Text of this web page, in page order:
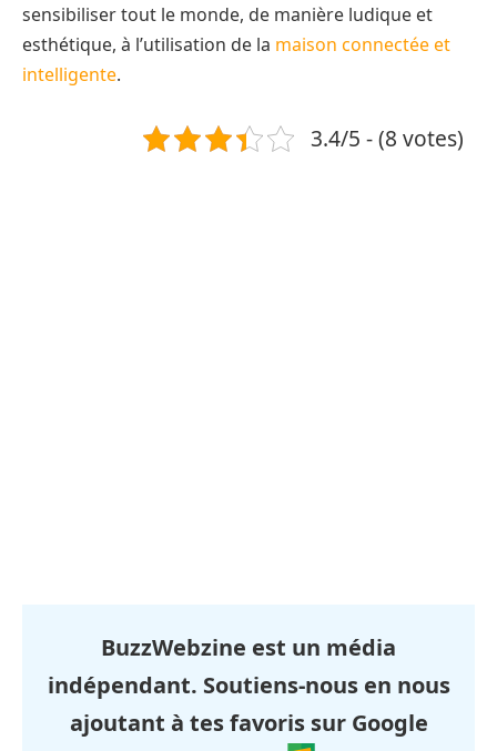
sensibiliser tout le monde, de manière ludique et
esthétique, à l’utilisation de la maison connectée et
intelligente.
3.4/5 - (8 votes)
BuzzWebzine est un média
indépendant. Soutiens-nous en nous
ajoutant à tes favoris sur Google